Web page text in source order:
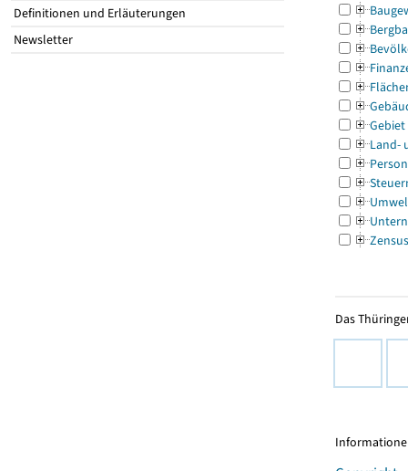
Definitionen und Erläuterungen
Newsletter
Gebiet
Land-
Zensus
Das